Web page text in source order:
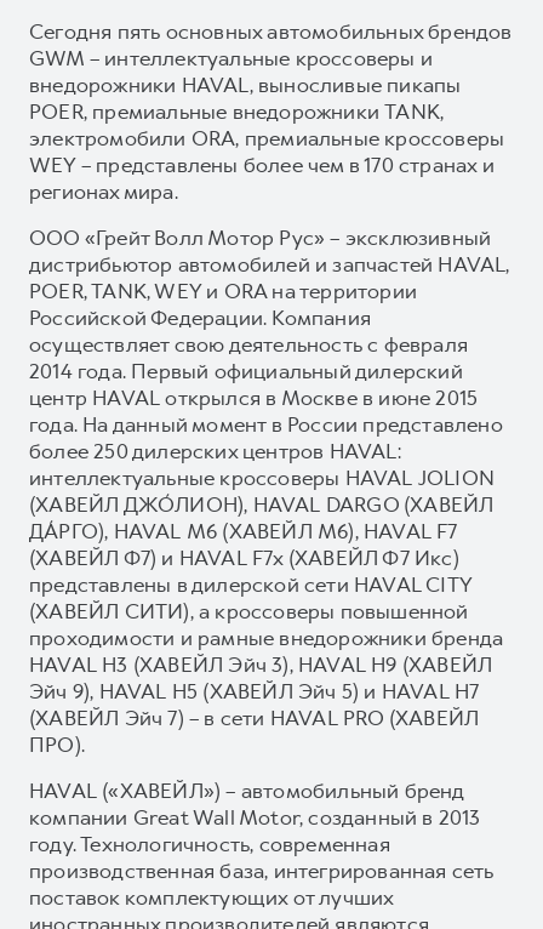
Сегодня пять основных автомобильных брендов
GWM – интеллектуальные кроссоверы и
внедорожники HAVAL, выносливые пикапы
POER, премиальные внедорожники TANK,
электромобили ORA, премиальные кроссоверы
WEY – представлены более чем в 170 странах и
регионах мира.
ООО «Грейт Волл Мотор Рус» – эксклюзивный
дистрибьютор автомобилей и запчастей HAVAL,
POER, TANK, WEY и ORA на территории
Российской Федерации. Компания
осуществляет свою деятельность с февраля
2014 года. Первый официальный дилерский
центр HAVAL открылся в Москве в июне 2015
года. На данный момент в России представлено
более 250 дилерских центров HAVAL:
интеллектуальные кроссоверы HAVAL JOLION
(ХАВЕЙЛ ДЖО́ЛИОН), HAVAL DARGO (ХАВЕЙЛ
ДА́РГО), HAVAL М6 (ХАВЕЙЛ M6), HAVAL F7
(ХАВЕЙЛ Ф7) и HAVAL F7x (ХАВЕЙЛ Ф7 Икс)
представлены в дилерской сети HAVAL CITY
(ХАВЕЙЛ СИТИ), а кроссоверы повышенной
проходимости и рамные внедорожники бренда
HAVAL H3 (ХАВЕЙЛ Эйч 3), HAVAL H9 (ХАВЕЙЛ
Эйч 9), HAVAL H5 (ХАВЕЙЛ Эйч 5) и HAVAL H7
(ХАВЕЙЛ Эйч 7) – в сети HAVAL PRO (ХАВЕЙЛ
ПРО).
HAVAL («ХАВЕЙЛ») – автомобильный бренд
компании Great Wall Motor, созданный в 2013
году. Технологичность, современная
производственная база, интегрированная сеть
поставок комплектующих от лучших